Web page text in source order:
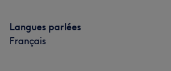
Langues parlées
Français